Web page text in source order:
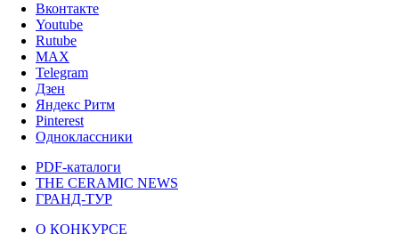
Вконтакте
Youtube
Rutube
MAX
Telegram
Дзен
Яндекс Ритм
Pinterest
Одноклассники
PDF-каталоги
THE CERAMIC NEWS
ГРАНД-ТУР
О КОНКУРСЕ